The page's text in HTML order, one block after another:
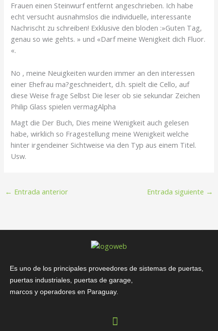
Frauen einen Steinwurf entfernt angeschrieben. Ich habe
echt versucht ausnahmslos die individuelle, interessante
Nachrischt zu schreiben! Exklusive den bloden :»Guten Tag,
genau so wie gehts. » und «Darf meine Wenigkeit dich Fluor.
«.
No , meine Neuigkeiten wurden immer an den interessen
einer Ehefrau ma?geschneidert, d.h. spielt die Cello, auf
diese Weise frage Selbst Die leser ob sie sekundar Zeichen
Philip Glass spielen vermagAlpha
Magt die Der Buch, Dies meine Wenigkeit auch gelesen
habe, wirklich so Fragestellung meine Wenigkeit welche
hinter irgendeiner Sichtweise via den Typ aus einem Titel.
Usw.
← Entrada anterior Entrada siguiente →
Es uno de los principales proveedores de sistemas de puertas,
puertas industriales, puertas de garage,
marcos y operadores en Paraguay.